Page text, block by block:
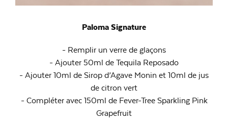
Paloma Signature
- Remplir un verre de glaçons
- Ajouter 50ml de Tequila Reposado
- Ajouter 10ml de Sirop d’Agave Monin et 10ml de jus
de citron vert
- Compléter avec 150ml de Fever-Tree Sparkling Pink
Grapefruit